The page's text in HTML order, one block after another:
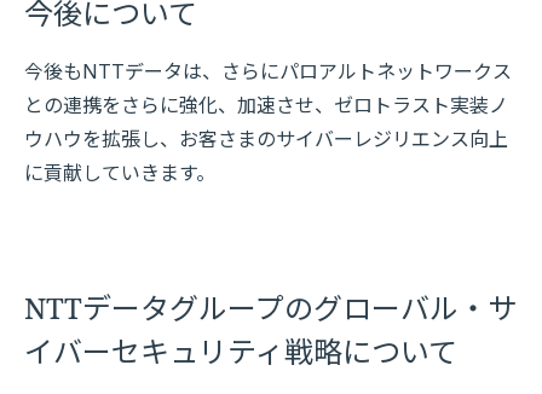
今後について
今後もNTTデータは、さらにパロアルトネットワークス
との連携をさらに強化、加速させ、ゼロトラスト実装ノ
ウハウを拡張し、お客さまのサイバーレジリエンス向上
に貢献していきます。
NTTデータグループのグローバル・サ
イバーセキュリティ戦略について